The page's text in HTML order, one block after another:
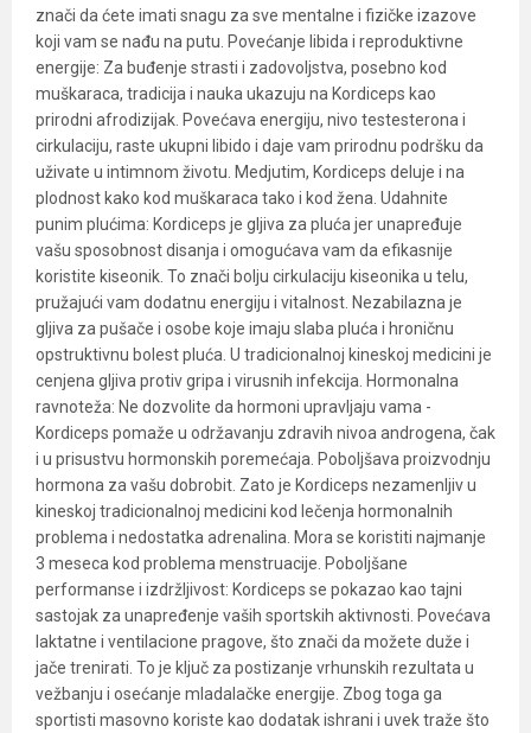
znači da ćete imati snagu za sve mentalne i fizičke izazove
koji vam se nađu na putu. Povećanje libida i reproduktivne
energije: Za buđenje strasti i zadovoljstva, posebno kod
muškaraca, tradicija i nauka ukazuju na Kordiceps kao
prirodni afrodizijak. Povećava energiju, nivo testesterona i
cirkulaciju, raste ukupni libido i daje vam prirodnu podršku da
uživate u intimnom životu. Medjutim, Kordiceps deluje i na
plodnost kako kod muškaraca tako i kod žena. Udahnite
punim plućima: Kordiceps je gljiva za pluća jer unapređuje
vašu sposobnost disanja i omogućava vam da efikasnije
koristite kiseonik. To znači bolju cirkulaciju kiseonika u telu,
pružajući vam dodatnu energiju i vitalnost. Nezabilazna je
gljiva za pušače i osobe koje imaju slaba pluća i hroničnu
opstruktivnu bolest pluća. U tradicionalnoj kineskoj medicini je
cenjena gljiva protiv gripa i virusnih infekcija. Hormonalna
ravnoteža: Ne dozvolite da hormoni upravljaju vama -
Kordiceps pomaže u održavanju zdravih nivoa androgena, čak
i u prisustvu hormonskih poremećaja. Poboljšava proizvodnju
hormona za vašu dobrobit. Zato je Kordiceps nezamenljiv u
kineskoj tradicionalnoj medicini kod lečenja hormonalnih
problema i nedostatka adrenalina. Mora se koristiti najmanje
3 meseca kod problema menstruacije. Poboljšane
performanse i izdržljivost: Kordiceps se pokazao kao tajni
sastojak za unapređenje vaših sportskih aktivnosti. Povećava
laktatne i ventilacione pragove, što znači da možete duže i
jače trenirati. To je ključ za postizanje vrhunskih rezultata u
vežbanju i osećanje mladalačke energije. Zbog toga ga
sportisti masovno koriste kao dodatak ishrani i uvek traže što